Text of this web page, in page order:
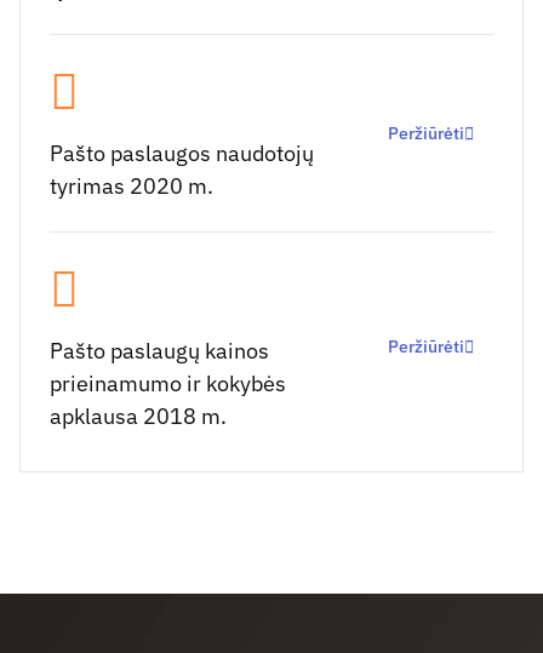
Pašto paslaugos naudotojų
tyrimas 2020 m.
Peržiūrėti
Pašto paslaugų kainos
prieinamumo ir kokybės
apklausa 2018 m.
Peržiūrėti